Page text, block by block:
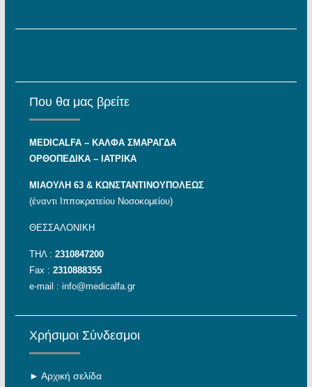
Που θα μας βρείτε
MEDICALFA – KAΛΦΑ ΣΜΑΡΑΓΔΑ
ΟΡΘΟΠΕΔΙΚΑ – ΙΑΤΡΙΚΑ
ΜΙΑΟΥΛΗ 63 & ΚΩΝΣΤΑΝΤΙΝΟΥΠΟΛΕΩΣ
(έναντι Ιπποκρατείου Νοσοκομείου)
ΘΕΣΣΑΛΟΝΙΚΗ
ΤΗΛ : 2310847200
Fax : 2310888355
e-mail : info@medicalfa.gr
Χρήσιμοι Σύνδεσμοι
► Αρχική σελίδα